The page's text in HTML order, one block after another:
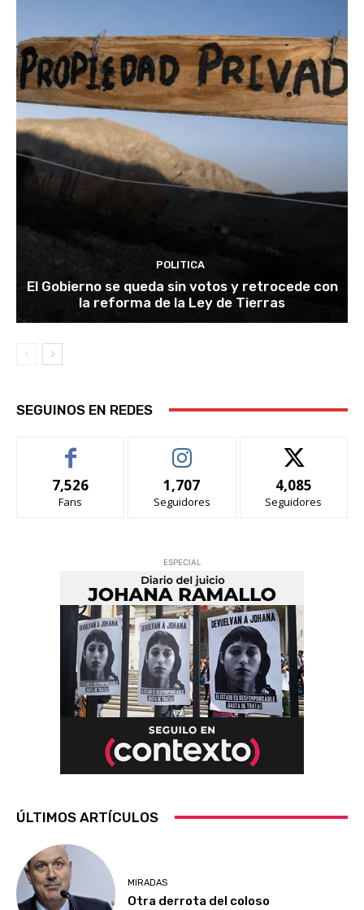
POLITICA
El Gobierno se queda sin votos y retrocede con
la reforma de la Ley de Tierras
SEGUINOS EN REDES
7,526
Fans
1,707
Seguidores
4,085
Seguidores
ESPECIAL
ÚLTIMOS ARTÍCULOS
MIRADAS
Otra derrota del coloso